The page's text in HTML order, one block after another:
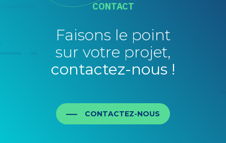
CONTACT
Faisons le point
sur votre projet,
contactez-nous !
CONTACTEZ-NOUS